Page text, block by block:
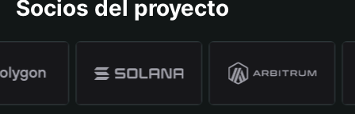
Socios del proyecto